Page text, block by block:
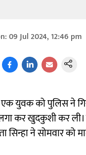
:09 Jul 2024, 12:46 pm
युवक को पुलिस ने
कर खुदकुशी कर ली।
सिन्हा ने सोमवार को